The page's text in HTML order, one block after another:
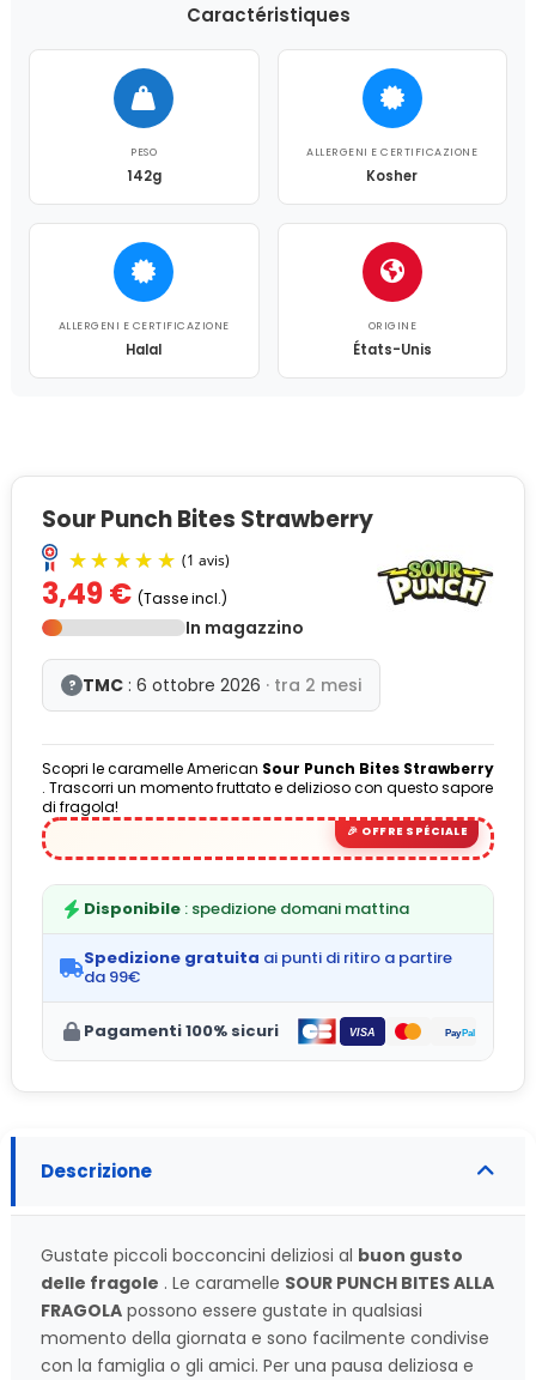
Caractéristiques
PESO
142g
ALLERGENI E CERTIFICAZIONE
Kosher
ALLERGENI E CERTIFICAZIONE
Halal
ORIGINE
États-Unis
Sour Punch Bites Strawberry
3,49 € (Tasse incl.)
In magazzino
? TMC : 6 ottobre 2026 · tra 2 mesi
Scopri le caramelle American Sour Punch Bites Strawberry
. Trascorri un momento fruttato e delizioso con questo sapore
di fragola!
Disponibile : spedizione domani mattina
Spedizione gratuita ai punti di ritiro a partire
da 99€
Pagamenti 100% sicuri
Descrizione
Gustate piccoli bocconcini deliziosi al buon gusto
delle fragole . Le caramelle SOUR PUNCH BITES ALLA
FRAGOLA possono essere gustate in qualsiasi
momento della giornata e sono facilmente condivise
con la famiglia o gli amici. Per una pausa deliziosa e